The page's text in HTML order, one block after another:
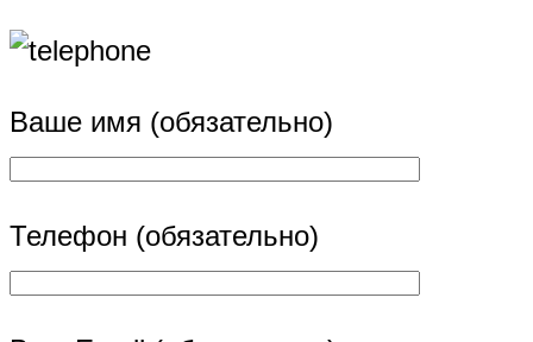
Ваше имя (обязательно)
Телефон (обязательно)